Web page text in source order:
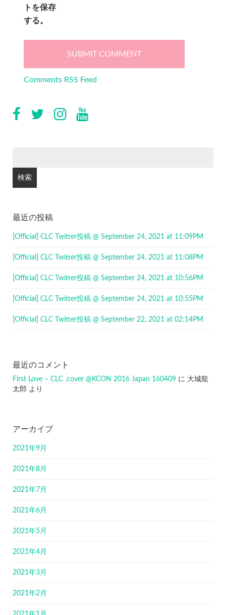
トを保存
する。
Comments RSS Feed
最近の投稿
[Official] CLC Twitter投稿 @ September 24, 2021 at 11:09PM
[Official] CLC Twitter投稿 @ September 24, 2021 at 11:08PM
[Official] CLC Twitter投稿 @ September 24, 2021 at 10:56PM
[Official] CLC Twitter投稿 @ September 24, 2021 at 10:55PM
[Official] CLC Twitter投稿 @ September 22, 2021 at 02:14PM
最近のコメント
First Love – CLC .cover @KCON 2016 Japan 160409 に 大城龍
太郎 より
アーカイブ
2021年9月
2021年8月
2021年7月
2021年6月
2021年5月
2021年4月
2021年3月
2021年2月